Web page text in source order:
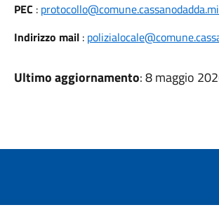
PEC :
Indirizzo mail:
Ultimo aggiornamento: 8 maggio